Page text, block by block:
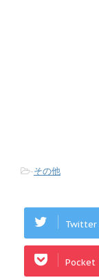
-その他
Twitter
Pocket